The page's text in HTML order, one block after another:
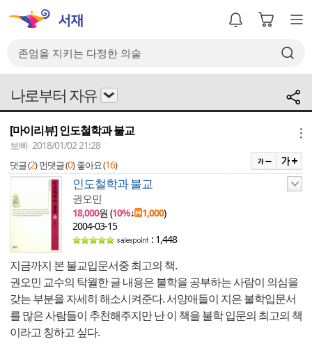
나로부터 자유
[마이리뷰] 인도철학과 불교
보빠 2018/01/02 21:28
댓글 (2) 먼댓글 (0) 좋아요 (16)
인도철학과 불교
권오민
18,000원 (10%↓ 1,000)
2004-03-15
: 1,448
지금까지 본 불교입문서중 최고의 책.
권오민 교수의 탁월한 글 내용은 불학을 공부하는 사람이 의심을
갖는 부분을 자세히 해소시켜준다. 서양애들이 지은 불학입문서
를 많은 사람들이 추천해주지만 난 이 책을 불학 입문의 최고의 책
이라고 칭하고 싶다.